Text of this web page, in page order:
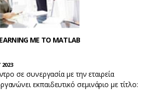
ΜΕ ΤΟ MATLAB
σε συνεργασία με την εταιρεία
εκπαιδευτικό σεμινάριο με τίτλο: